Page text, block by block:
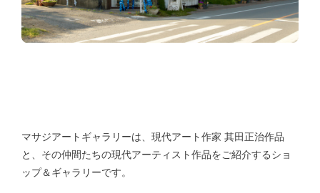
マサジアートギャラリーは、現代アート作家 其田正治作品
と、その仲間たちの現代アーティスト作品をご紹介するショ
ップ＆ギャラリーです。